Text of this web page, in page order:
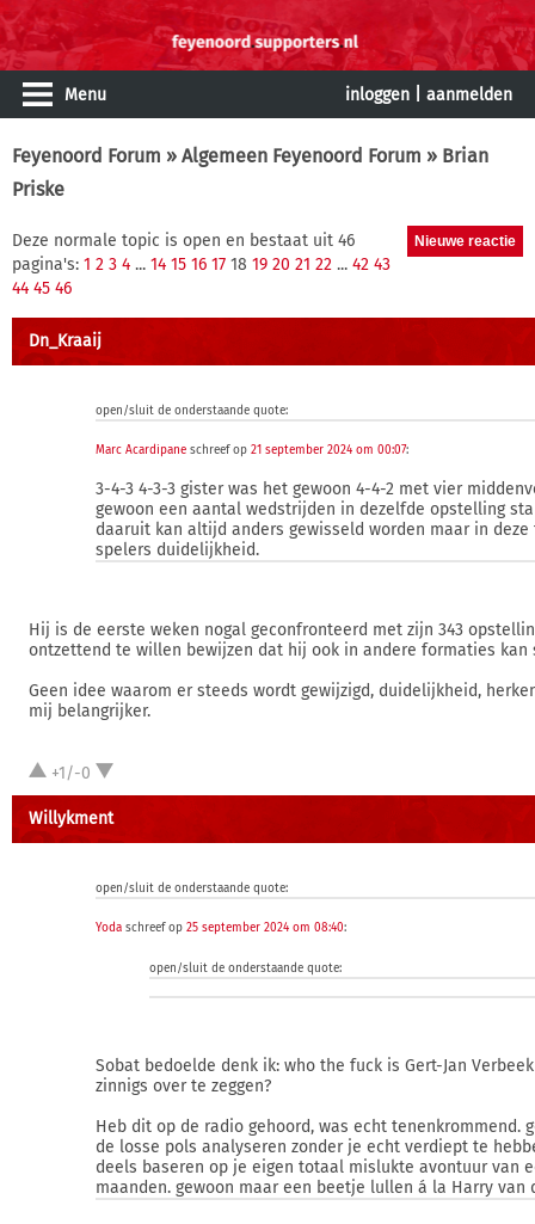
Menu inloggen aanmelden
Feyenoord Forum » Algemeen Feyenoord Forum » Brian
Priske
Deze normale topic is open en bestaat uit 46
pagina's: 1 2 3 4 ... 14 15 16 17 18 19 20 21 22 ... 42 43
44 45 46
Dn_Kraaij
open/sluit de onderstaande quote:
Marc Acardipane schreef op 21 september 2024 om 00:07:
3-4-3 4-3-3 gister was het gewoon 4-4-2 met vier
gewoon een aantal wedstrijden in dezelfde opstelling
daaruit kan altijd anders gewisseld worden maar in
spelers duidelijkheid.
Hij is de eerste weken nogal geconfronteerd met zijn 343
ontzettend te willen bewijzen dat hij ook in andere formaties kan
Geen idee waarom er steeds wordt gewijzigd, duidelijkheid,
mij belangrijker.
+1/-0
Willykment
open/sluit de onderstaande quote:
Yoda schreef op 25 september 2024 om 08:40:
open/sluit de onderstaande quote:
Sobat bedoelde denk ik: who the fuck is Gert-Jan
zinnigs over te zeggen?
Heb dit op de radio gehoord, was echt tenenkrommend.
de losse pols analyseren zonder je echt verdiept te
deels baseren op je eigen totaal mislukte avontuur van
maanden. gewoon maar een beetje lullen á la Harry van